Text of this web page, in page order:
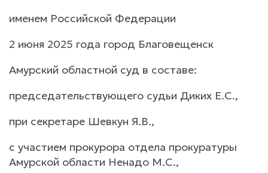
именем Российской Федерации
2 июня 2025 года город Благовещенск
Амурский областной суд в составе:
председательствующего судьи Диких Е.С.,
при секретаре Шевкун Я.В.,
с участием прокурора отдела прокуратуры
Амурской области Ненадо М.С.,